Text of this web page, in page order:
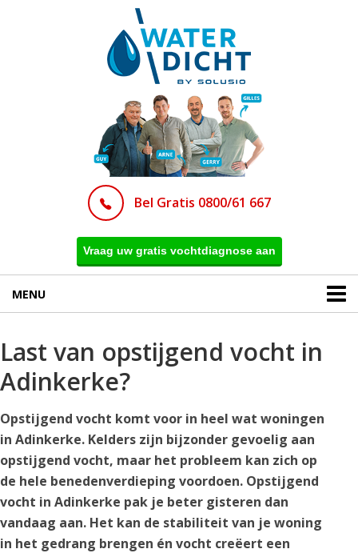
Bel Gratis 0800/61 667
Vraag uw gratis vochtdiagnose aan
MENU
Last van opstijgend vocht in
Adinkerke?
Opstijgend vocht komt voor in heel wat woningen
in Adinkerke. Kelders zijn bijzonder gevoelig aan
opstijgend vocht, maar het probleem kan zich op
de hele benedenverdieping voordoen. Opstijgend
vocht in Adinkerke pak je beter gisteren dan
vandaag aan. Het kan de stabiliteit van je woning
in het gedrang brengen én vocht creëert een